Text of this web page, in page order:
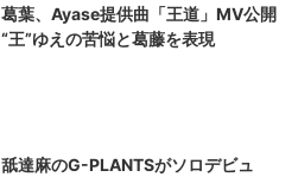
葛葉、Ayase提供曲「王道」MV公開
“王”ゆえの苦悩と葛藤を表現
舐達麻のG-PLANTSがソロデビュ